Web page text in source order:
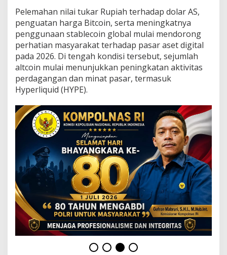
n
g
a
h
P
e
l
e
h
a
n
R
u
p
i
a
h
d
a
n
T
r
e
n
B
Pelemahan nilai tukar Rupiah terhadap dolar AS,
penguatan harga Bitcoin, serta meningkatnya
penggunaan stablecoin global mulai mendorong
perhatian masyarakat terhadap pasar aset digital
pada 2026. Di tengah kondisi tersebut, sejumlah
altcoin mulai menunjukkan peningkatan aktivitas
perdagangan dan minat pasar, termasuk
Hyperliquid (HYPE).